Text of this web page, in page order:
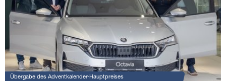
Übergabe des Adventkalender-Hauptpreises